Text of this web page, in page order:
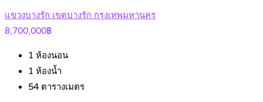
แขวงบางรัก เขตบางรัก กรุงเทพมหานคร
8,700,000฿
1 ห้องนอน
1 ห้องน้ำ
54 ตารางเมตร